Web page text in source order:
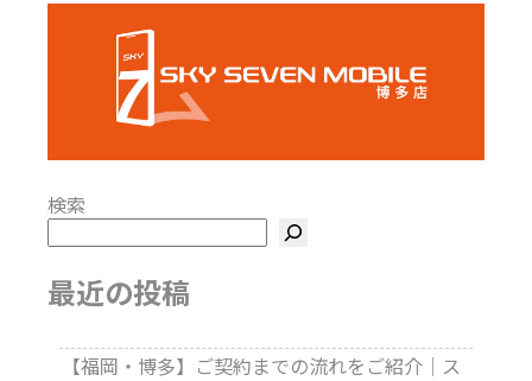
検索
最近の投稿
【福岡・博多】ご契約までの流れをご紹介｜ス